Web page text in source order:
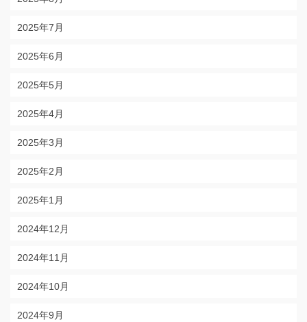
2025年7月
2025年6月
2025年5月
2025年4月
2025年3月
2025年2月
2025年1月
2024年12月
2024年11月
2024年10月
2024年9月